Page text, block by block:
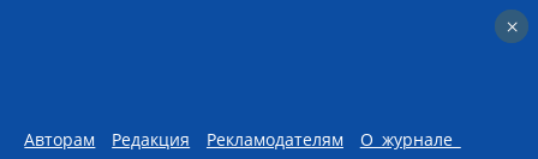
Авторам Редакция Рекламодателям
О журнале
×
×